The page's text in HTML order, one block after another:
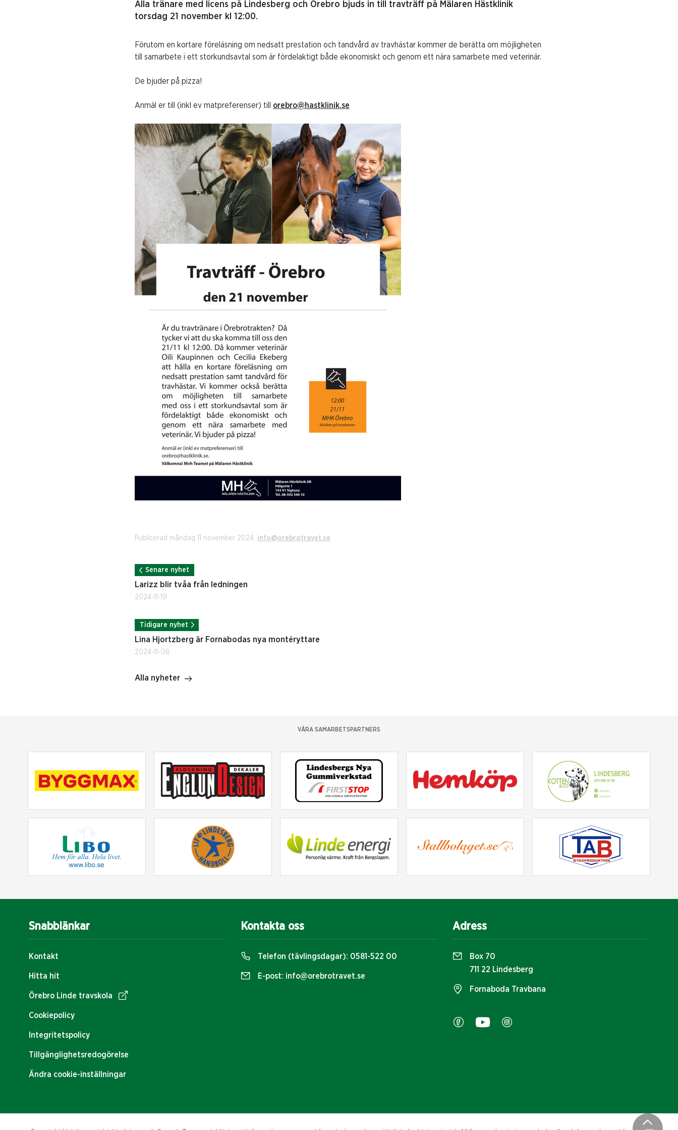
Alla tränare med licens på Lindesberg och Örebro bjuds in till travträff på Mälaren Hästklinik
torsdag 21 november kl 12:00.
Förutom en kortare föreläsning om nedsatt prestation och tandvård av travhästar kommer de berätta om möjligheten
till samarbete i ett storkundsavtal som är fördelaktigt både ekonomiskt och genom ett nära samarbete med veterinär.
De bjuder på pizza!
Anmäl er till (inkl ev matpreferenser) till orebro@hastklinik.se
Publicerad måndag 11 november 2024. info@orebrotravet.se
Senare nyhet
Larizz blir tvåa från ledningen
2024-11-19
Tidigare nyhet
Lina Hjortzberg är Fornabodas nya montéryttare
2024-11-08
Alla nyheter
VÅRA SAMARBETSPARTNERS
Snabblänkar
Kontakt
Hitta hit
Örebro Linde travskola
Cookiepolicy
Integritetspolicy
Tillgänglighetsredogörelse
Ändra cookie-inställningar
Kontakta oss
Telefon (tävlingsdagar): 0581-522 00
E-post: info@orebrotravet.se
Adress
Box 70
711 22 Lindesberg
Fornaboda Travbana